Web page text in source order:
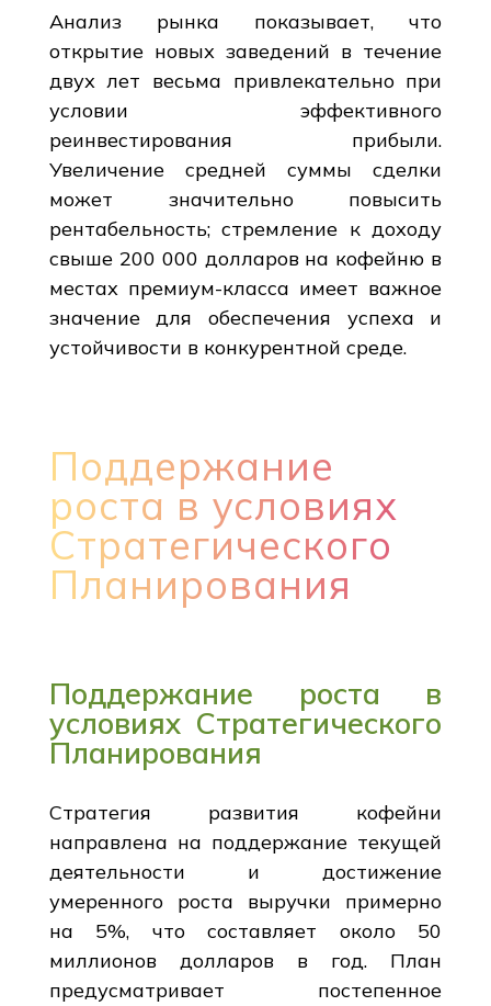
Анализ рынка показывает, что
открытие новых заведений в течение
двух лет весьма привлекательно при
условии эффективного
реинвестирования прибыли.
Увеличение средней суммы сделки
может значительно повысить
рентабельность; стремление к доходу
свыше 200 000 долларов на кофейню в
местах премиум-класса имеет важное
значение для обеспечения успеха и
устойчивости в конкурентной среде.
Поддержание
роста в условиях
Стратегического
Планирования
Поддержание роста в
условиях Стратегического
Планирования
Стратегия развития кофейни
направлена на поддержание текущей
деятельности и достижение
умеренного роста выручки примерно
на 5%, что составляет около 50
миллионов долларов в год. План
предусматривает постепенное